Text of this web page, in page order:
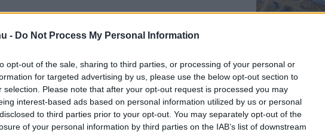
- Do Not Process My Personal Information
opt-out of the sale, sharing to third parties, or processing of your personal or
for targeted advertising by us, please use the below opt-out section to
selection. Please note that after your opt-out request is processed you may
interest-based ads based on personal information utilized by us or personal
to third parties prior to your opt-out. You may separately opt-out of the
of your personal information by third parties on the IAB’s list of downstream
balatoni kardioösvény (X)
#nothing chat #rcs